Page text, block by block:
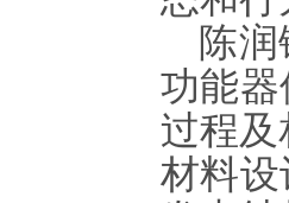
陈
功能
过程
材料